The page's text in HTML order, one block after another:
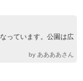
っています。公園は広
by ああああさん